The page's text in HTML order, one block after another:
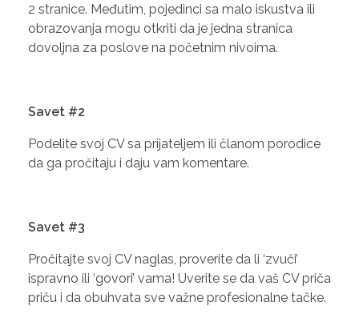
2 stranice. Međutim, pojedinci sa malo iskustva ili
obrazovanja mogu otkriti da je jedna stranica
dovoljna za poslove na početnim nivoima.
Savet #2
Podelite svoj CV sa prijateljem ili članom porodice
da ga pročitaju i daju vam komentare.
Savet #3
Pročitajte svoj CV naglas, proverite da li ‘zvuči’
ispravno ili ‘govori’ vama! Uverite se da vaš CV priča
priču i da obuhvata sve važne profesionalne tačke.